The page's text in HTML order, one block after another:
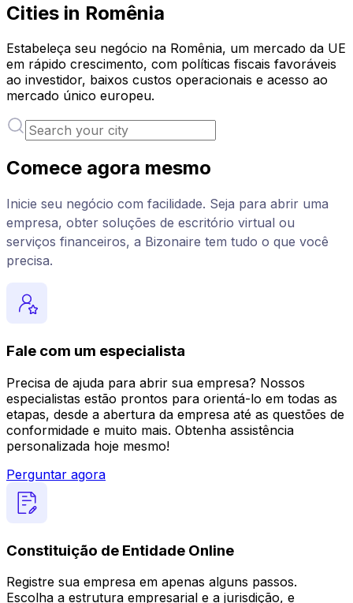
Cities in Romênia
Estabeleça seu negócio na Romênia, um mercado da UE
em rápido crescimento, com políticas fiscais favoráveis
ao investidor, baixos custos operacionais e acesso ao
mercado único europeu.
Comece agora mesmo
Inicie seu negócio com facilidade. Seja para abrir uma
empresa, obter soluções de escritório virtual ou
serviços financeiros, a Bizonaire tem tudo o que você
precisa.
Fale com um especialista
Precisa de ajuda para abrir sua empresa? Nossos
especialistas estão prontos para orientá-lo em todas as
etapas, desde a abertura da empresa até as questões de
conformidade e muito mais. Obtenha assistência
personalizada hoje mesmo!
Perguntar agora
Constituição de Entidade Online
Registre sua empresa em apenas alguns passos.
Escolha a estrutura empresarial e a jurisdição, e